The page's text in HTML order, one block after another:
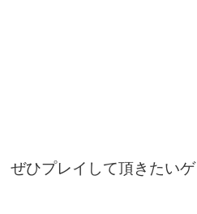
ぜひプレイして頂きたいゲ